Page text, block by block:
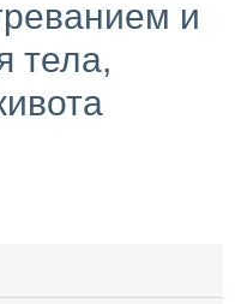
и
тела,